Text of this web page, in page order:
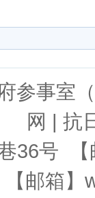
参事室
网 | 抗
巷36号
【邮箱